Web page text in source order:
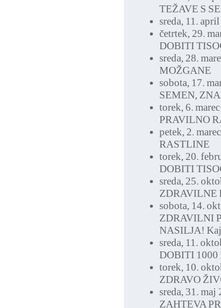
TEŽAVE S
sreda, 11.
četrtek, 29.
DOBITI
sreda, 28.
MOŽGANE
sobota, 17.
SEMEN,
torek, 6.
PRAVILNO
petek, 2.
RASTLINE
torek, 20.
DOBITI
sreda, 25.
ZDRAVILNE
sobota, 14.
ZDRAVILNI
NASILJA!
sreda, 11.
DOBITI 1000
torek, 10.
ZDRAVO
sreda, 31.
ZAHTEVA